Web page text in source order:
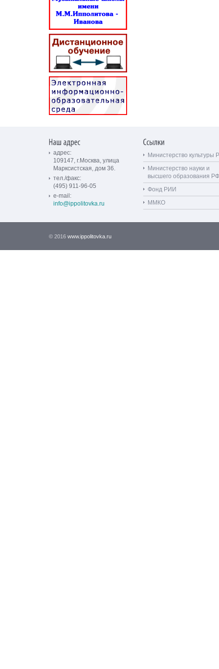
адрес:
109147, г.Москва, улица
Марксистская, дом 36.
тел./факс:
(495) 911-96-05
e-mail:
info@ippolitovka.ru
Министерство культуры
Министерство науки и
высшего образования РФ
Фонд РИИ
ММКО
© 2016 www.ippolitovka.ru